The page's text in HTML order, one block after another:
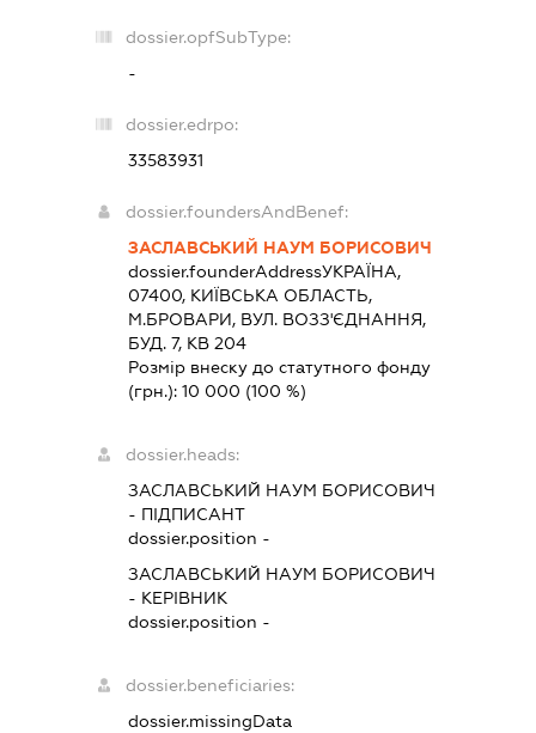
dossier.opfSubType:
-
dossier.edrpo:
33583931
dossier.foundersAndBenef:
ЗАСЛАВСЬКИЙ НАУМ БОРИСОВИЧ
dossier.founderAddressУКРАЇНА,
07400, КИЇВСЬКА ОБЛАСТЬ,
М.БРОВАРИ, ВУЛ. ВОЗЗ'ЄДНАННЯ,
БУД. 7, КВ 204
Розмір внеску до статутного фонду
(грн.):10 000 (100 %)
dossier.heads:
ЗАСЛАВСЬКИЙ НАУМ БОРИСОВИЧ
- ПІДПИСАНТ
dossier.position -
ЗАСЛАВСЬКИЙ НАУМ БОРИСОВИЧ
- КЕРІВНИК
dossier.position -
dossier.beneficiaries:
dossier.missingData